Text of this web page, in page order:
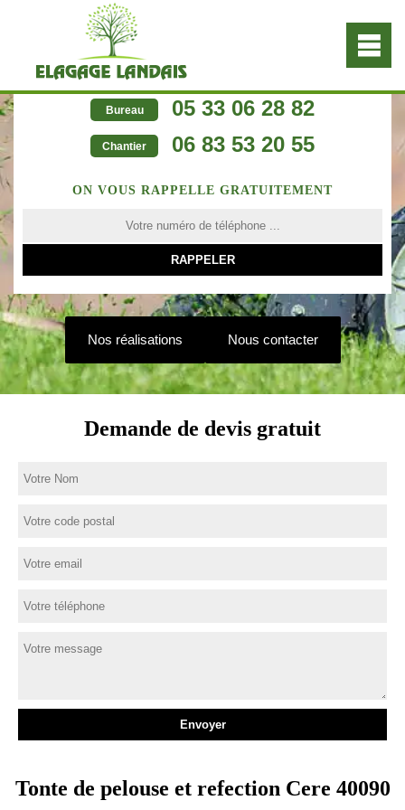
Bureau 05 33 06 28 82
Chantier 06 83 53 20 55
ON VOUS RAPPELLE GRATUITEMENT
Nos réalisations Nous contacter
Demande de devis gratuit
Tonte de pelouse et refection Cere 40090